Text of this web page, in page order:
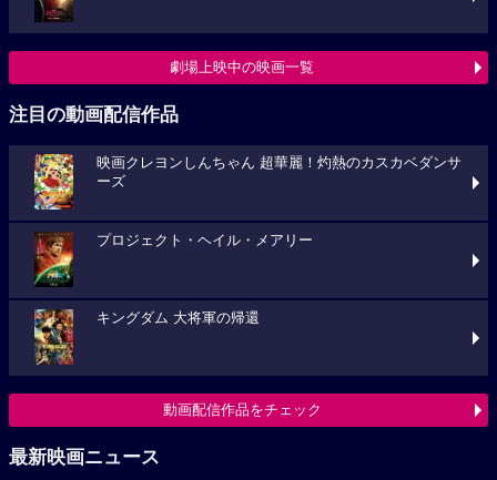
劇場上映中の映画一覧
注目の動画配信作品
映画クレヨンしんちゃん 超華麗！灼熱のカスカベダンサ
ーズ
プロジェクト・ヘイル・メアリー
キングダム 大将軍の帰還
動画配信作品をチェック
最新映画ニュース